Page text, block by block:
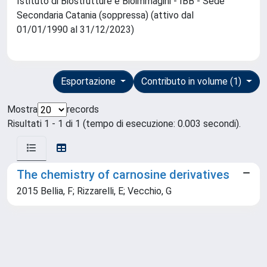
Secondaria Catania (soppressa) (attivo dal
01/01/1990 al 31/12/2023)
Contributo in volume (1)
Esportazione
Mostra
records
Risultati 1 - 1 di 1 (tempo di esecuzione: 0.003 secondi).
The chemistry of carnosine derivatives
2015 Bellia, F; Rizzarelli, E; Vecchio, G